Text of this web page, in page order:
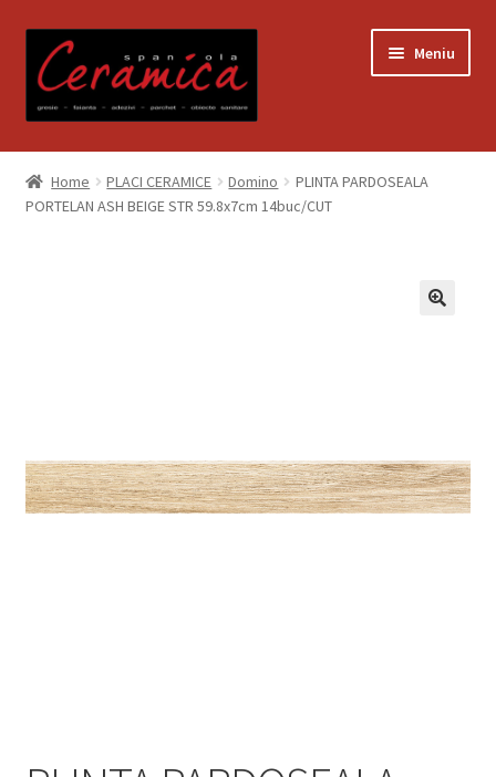
la
navigare
la
conținut
Meniu
Prima pagină
Blog
Informatii
Home PLACI CERAMICE Domino
PLINTA PARDOSEALA
PORTELAN ASH BEIGE STR 59.8x7cm 14buc/CUT